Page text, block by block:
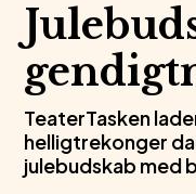
TeaterTasken
helligtrekonger
julebudskab med